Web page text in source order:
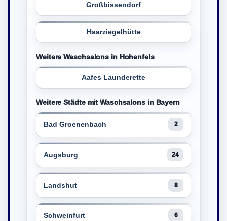
Großbissendorf
Haarziegelhütte
Weitere Waschsalons in Hohenfels
Aafes Launderette
Weitere Städte mit Waschsalons in Bayern
Bad Groenenbach 2
Augsburg 24
Landshut 8
Schweinfurt 6